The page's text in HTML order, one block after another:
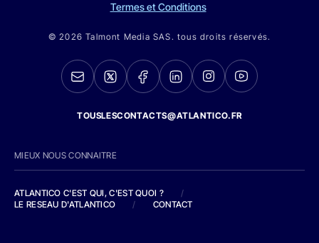
Termes et Conditions
© 2026 Talmont Media SAS. tous droits réservés.
TOUSLESCONTACTS@ATLANTICO.FR
MIEUX NOUS CONNAITRE
ATLANTICO C'EST QUI, C'EST QUOI ?
/
LE RESEAU D'ATLANTICO
/ CONTACT